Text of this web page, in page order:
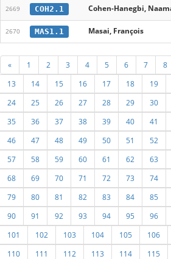
2669 COH2.1 Cohen-Hanegbi,
2670 MAS1.1 Masai, François
« 1 2 3 4 5 6 7 8
13
14 15 16 17 18 19
24
25 26 27 28 29 30
35
36 37 38 39 40 41
46
47 48 49 50 51 52
57
58 59 60 61 62 63
68
69 70 71 72 73 74
79
80 81 82 83 84 85
90
91 92 93 94 95 96
101
102 103 104 105 106
110
111 112 113 114 115